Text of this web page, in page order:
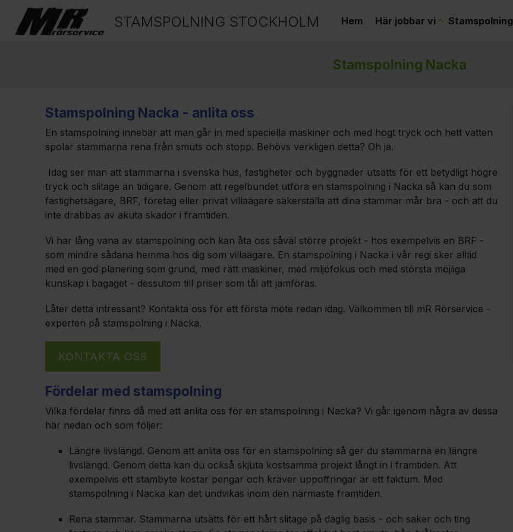
Hem Här jobbar vi Stamspolning
STAMSPOLNING STOCKHOLM
Stamspolning Nacka
Stamspolning Nacka - anlita oss
En stamspolning innebär att man går in med speciella maskiner och med högt tryck och hett vatten
spolar stammarna rena från smuts och stopp. Behövs verkligen detta? Oh ja.
Idag ser man att stammarna i svenska hus, fastigheter och byggnader utsätts för ett betydligt högre
tryck och slitage än tidigare. Genom att regelbundet utföra en stamspolning i Nacka så kan du som
fastighetsägare, BRF, företag eller privat villaägare säkerställa att dina stammar mår bra - och att du
inte drabbas av akuta skador i framtiden.
Vi har lång vana av stamspolning och kan åta oss såväl större projekt - hos exempelvis en BRF -
som mindre sådana hemma hos dig som villaägare. En stamspolning i Nacka i vår regi sker alltid
med en god planering som grund, med rätt maskiner, med miljöfokus och med största möjliga
kunskap i bagaget - dessutom till priser som tål att jämföras.
Låter detta intressant? Kontakta oss för ett första möte redan idag. Välkommen till mR Rörservice -
experten på stamspolning i Nacka.
KONTAKTA OSS
Fördelar med stamspolning
Vilka fördelar finns då med att anlita oss för en stamspolning i Nacka? Vi går igenom några av dessa
här nedan och som följer:
Längre livslängd. Genom att anlita oss för en stamspolning så ger du stammarna en längre
livslängd. Genom detta kan du också skjuta kostsamma projekt långt in i framtiden. Att
exempelvis ett stambyte kostar pengar och kräver uppoffringar är ett faktum. Med
stamspolning i Nacka kan det undvikas inom den närmaste framtiden.
Rena stammar. Stammarna utsätts för ett hårt slitage på daglig basis - och saker och ting